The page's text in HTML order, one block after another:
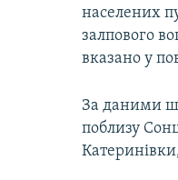
населених
залпового
вказано у
За даними
поблизу